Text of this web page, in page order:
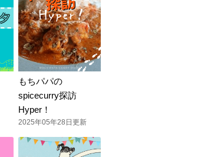
もちパパの
spicecurry探訪
Hyper！
2025年05年28日更新